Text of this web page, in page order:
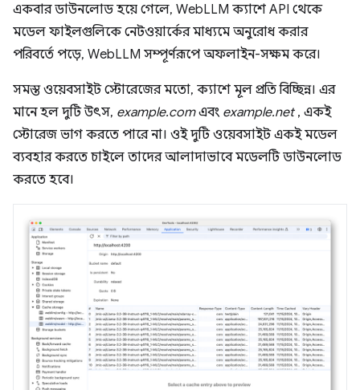
একবার ডাউনলোড হয়ে গেলে, WebLLM ক্যাশে API থেকে
মডেল ফাইলগুলিকে নেটওয়ার্কের মাধ্যমে অনুরোধ করার
পরিবর্তে পড়ে, WebLLM সম্পূর্ণরূপে অফলাইন-সক্ষম করে।
সমস্ত ওয়েবসাইট স্টোরেজের মতো, ক্যাশে মূল প্রতি বিচ্ছিন্ন। এর
মানে হল দুটি উৎস, example.comএবং example.net, একই
স্টোরেজ ভাগ করতে পারে না। ওই দুটি ওয়েবসাইট একই মডেল
ব্যবহার করতে চাইলে তাদের আলাদাভাবে মডেলটি ডাউনলোড
করতে হবে।